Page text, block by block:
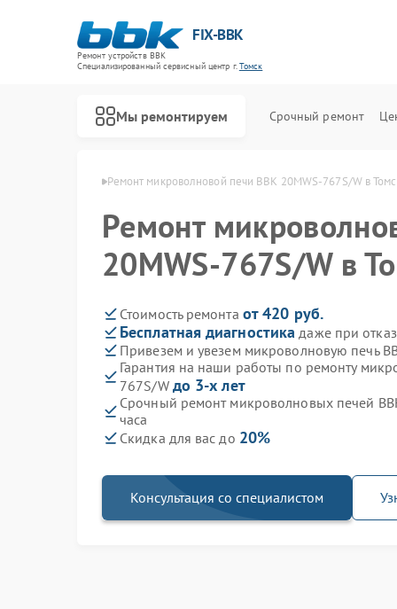
FIX-BBK
Ремонт устройств BBK
Специализированный cервисный центр г.Томск
Мы ремонтируем Срочный ремонт
Ремонт микроволновой печи BBK 20MWS-767S/W в
Ремонт
20MWS-767S/W в
Стоимость ремонта от 420 руб.
Бесплатная диагностика даже при
Привезем и увезем микроволновую печь
Гарантия на наши работы по ремонту
767S/W до 3-х лет
Срочный ремонт микроволновых печей
часа
Скидка для вас до 20%
Консультация со специалистом